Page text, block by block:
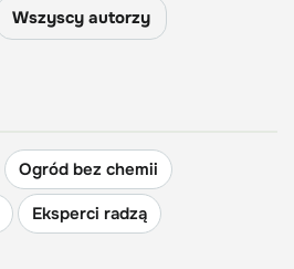
Wszyscy autorzy
Ogród bez chemii
Eksperci radzą